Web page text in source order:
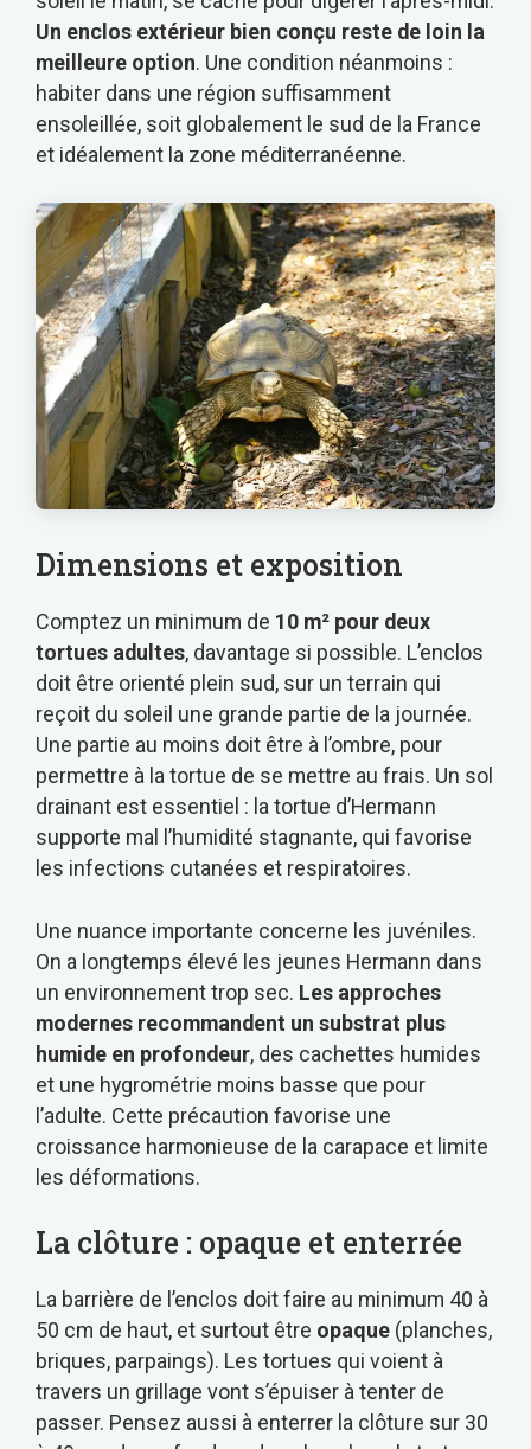
Un enclos extérieur bien conçu reste de loin la
meilleure option. Une condition néanmoins :
habiter dans une région suffisamment
ensoleillée, soit globalement le sud de la France
et idéalement la zone méditerranéenne.
Dimensions et exposition
Comptez un minimum de 10 m² pour deux
tortues adultes, davantage si possible. L’enclos
doit être orienté plein sud, sur un terrain qui
reçoit du soleil une grande partie de la journée.
Une partie au moins doit être à l’ombre, pour
permettre à la tortue de se mettre au frais. Un sol
drainant est essentiel : la tortue d’Hermann
supporte mal l’humidité stagnante, qui favorise
les infections cutanées et respiratoires.
Une nuance importante concerne les juvéniles.
On a longtemps élevé les jeunes Hermann dans
un environnement trop sec. Les approches
modernes recommandent un substrat plus
humide en profondeur, des cachettes humides
et une hygrométrie moins basse que pour
l’adulte. Cette précaution favorise une
croissance harmonieuse de la carapace et limite
les déformations.
La clôture : opaque et enterrée
La barrière de l’enclos doit faire au minimum 40 à
50 cm de haut, et surtout être opaque (planches,
briques, parpaings). Les tortues qui voient à
travers un grillage vont s’épuiser à tenter de
passer. Pensez aussi à enterrer la clôture sur 30